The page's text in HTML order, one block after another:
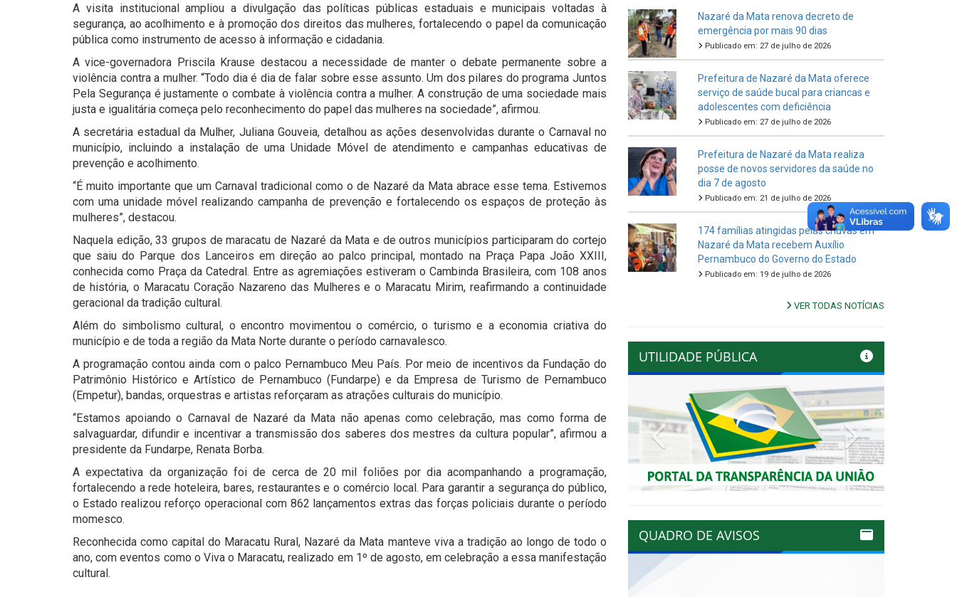
A visita institucional ampliou a divulgação das políticas públicas estaduais e municipais voltadas à
segurança, ao acolhimento e à promoção dos direitos das mulheres, fortalecendo o papel da comunicação
pública como instrumento de acesso à informação e cidadania.
A vice-governadora Priscila Krause destacou a necessidade de manter o debate permanente sobre a
violência contra a mulher. “Todo dia é dia de falar sobre esse assunto. Um dos pilares do programa Juntos
Pela Segurança é justamente o combate à violência contra a mulher. A construção de uma sociedade mais
justa e igualitária começa pelo reconhecimento do papel das mulheres na sociedade”, afirmou.
A secretária estadual da Mulher, Juliana Gouveia, detalhou as ações desenvolvidas durante o Carnaval no
município, incluindo a instalação de uma Unidade Móvel de atendimento e campanhas educativas de
prevenção e acolhimento.
“É muito importante que um Carnaval tradicional como o de Nazaré da Mata abrace esse tema. Estivemos
com uma unidade móvel realizando campanha de prevenção e fortalecendo os espaços de proteção às
mulheres”, destacou.
Naquela edição, 33 grupos de maracatu de Nazaré da Mata e de outros municípios participaram do cortejo
que saiu do Parque dos Lanceiros em direção ao palco principal, montado na Praça Papa João XXIII,
conhecida como Praça da Catedral. Entre as agremiações estiveram o Cambinda Brasileira, com 108 anos
de história, o Maracatu Coração Nazareno das Mulheres e o Maracatu Mirim, reafirmando a continuidade
geracional da tradição cultural.
Além do simbolismo cultural, o encontro movimentou o comércio, o turismo e a economia criativa do
município e de toda a região da Mata Norte durante o período carnavalesco.
A programação contou ainda com o palco Pernambuco Meu País. Por meio de incentivos da Fundação do
Patrimônio Histórico e Artístico de Pernambuco (Fundarpe) e da Empresa de Turismo de Pernambuco
(Empetur), bandas, orquestras e artistas reforçaram as atrações culturais do município.
“Estamos apoiando o Carnaval de Nazaré da Mata não apenas como celebração, mas como forma de
salvaguardar, difundir e incentivar a transmissão dos saberes dos mestres da cultura popular”, afirmou a
presidente da Fundarpe, Renata Borba.
A expectativa da organização foi de cerca de 20 mil foliões por dia acompanhando a programação,
fortalecendo a rede hoteleira, bares, restaurantes e o comércio local. Para garantir a segurança do público,
o Estado realizou reforço operacional com 862 lançamentos extras das forças policiais durante o período
momesco.
Reconhecida como capital do Maracatu Rural, Nazaré da Mata manteve viva a tradição ao longo de todo o
ano, com eventos como o Viva o Maracatu, realizado em 1º de agosto, em celebração a essa manifestação
cultural.
Nazaré da Mata renova decreto de
emergência por mais 90 dias
Publicado em: 27 de julho de 2026
Prefeitura de Nazaré da Mata oferece
serviço de saúde bucal para criancas e
adolescentes com deficiência
Publicado em: 27 de julho de 2026
Prefeitura de Nazaré da Mata realiza
posse de novos servidores da saúde no
dia 7 de agosto
Publicado em: 21 de julho de 2026
174 famílias atingidas pelas chuvas em
Nazaré da Mata recebem Auxílio
Pernambuco do Governo do Estado
Publicado em: 19 de julho de 2026
VER TODAS NOTÍCIAS
UTILIDADE PÚBLICA
Previous Next
QUADRO DE AVISOS